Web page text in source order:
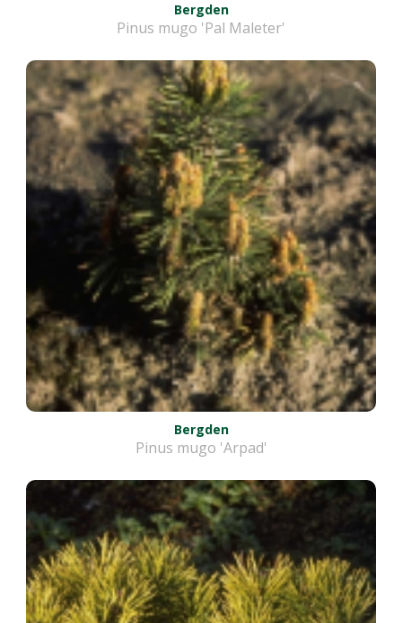
Bergden
Pinus mugo 'Pal Maleter'
Bergden
Pinus mugo 'Arpad'